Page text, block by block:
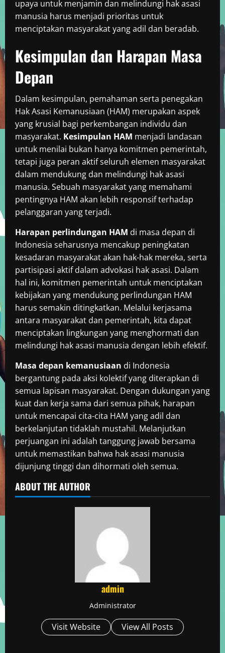
upaya untuk menjamin dan melindungi hak asasi
manusia harus menjadi prioritas untuk
menciptakan masyarakat yang adil dan beradab.
Kesimpulan dan Harapan Masa
Depan
Dalam kesimpulan, pemahaman serta penegakan
Hak Asasi Kemanusiaan (HAM) merupakan aspek
yang krusial bagi perkembangan individu dan
masyarakat. Kesimpulan HAM menjadi landasan
untuk menilai bukan hanya komitmen pemerintah,
tetapi juga peran aktif seluruh elemen masyarakat
dalam mendukung dan melindungi hak asasi
manusia. Sebuah masyarakat yang memahami
pentingnya HAM akan lebih responsif terhadap
pelanggaran yang terjadi.
Harapan perlindungan HAM di masa depan di
Indonesia seharusnya mencakup peningkatan
kesadaran masyarakat akan hak-hak mereka, serta
partisipasi aktif dalam advokasi hak asasi. Dalam
hal ini, komitmen pemerintah untuk menciptakan
kebijakan yang mendukung perlindungan HAM
harus semakin ditingkatkan. Melalui kerjasama
antara masyarakat dan pemerintah, kita dapat
menciptakan lingkungan yang menghormati dan
melindungi hak asasi manusia dengan lebih efektif.
Masa depan kemanusiaan di Indonesia
bergantung pada aksi kolektif yang diterapkan di
semua lapisan masyarakat. Dengan dukungan yang
kuat dan kerja sama dari semua pihak, harapan
untuk mencapai cita-cita HAM yang adil dan
berkelanjutan tidaklah mustahil. Melanjutkan
perjuangan ini adalah tanggung jawab bersama
untuk memastikan bahwa hak asasi manusia
dijunjung tinggi dan dihormati oleh semua.
ABOUT THE AUTHOR
admin
Administrator
Visit Website View All Posts